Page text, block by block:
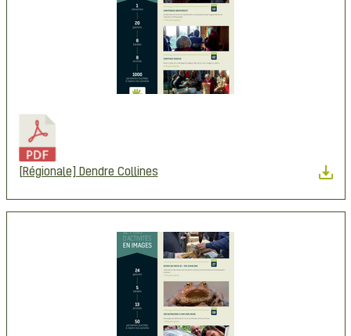
[Régionale] Dendre Collines